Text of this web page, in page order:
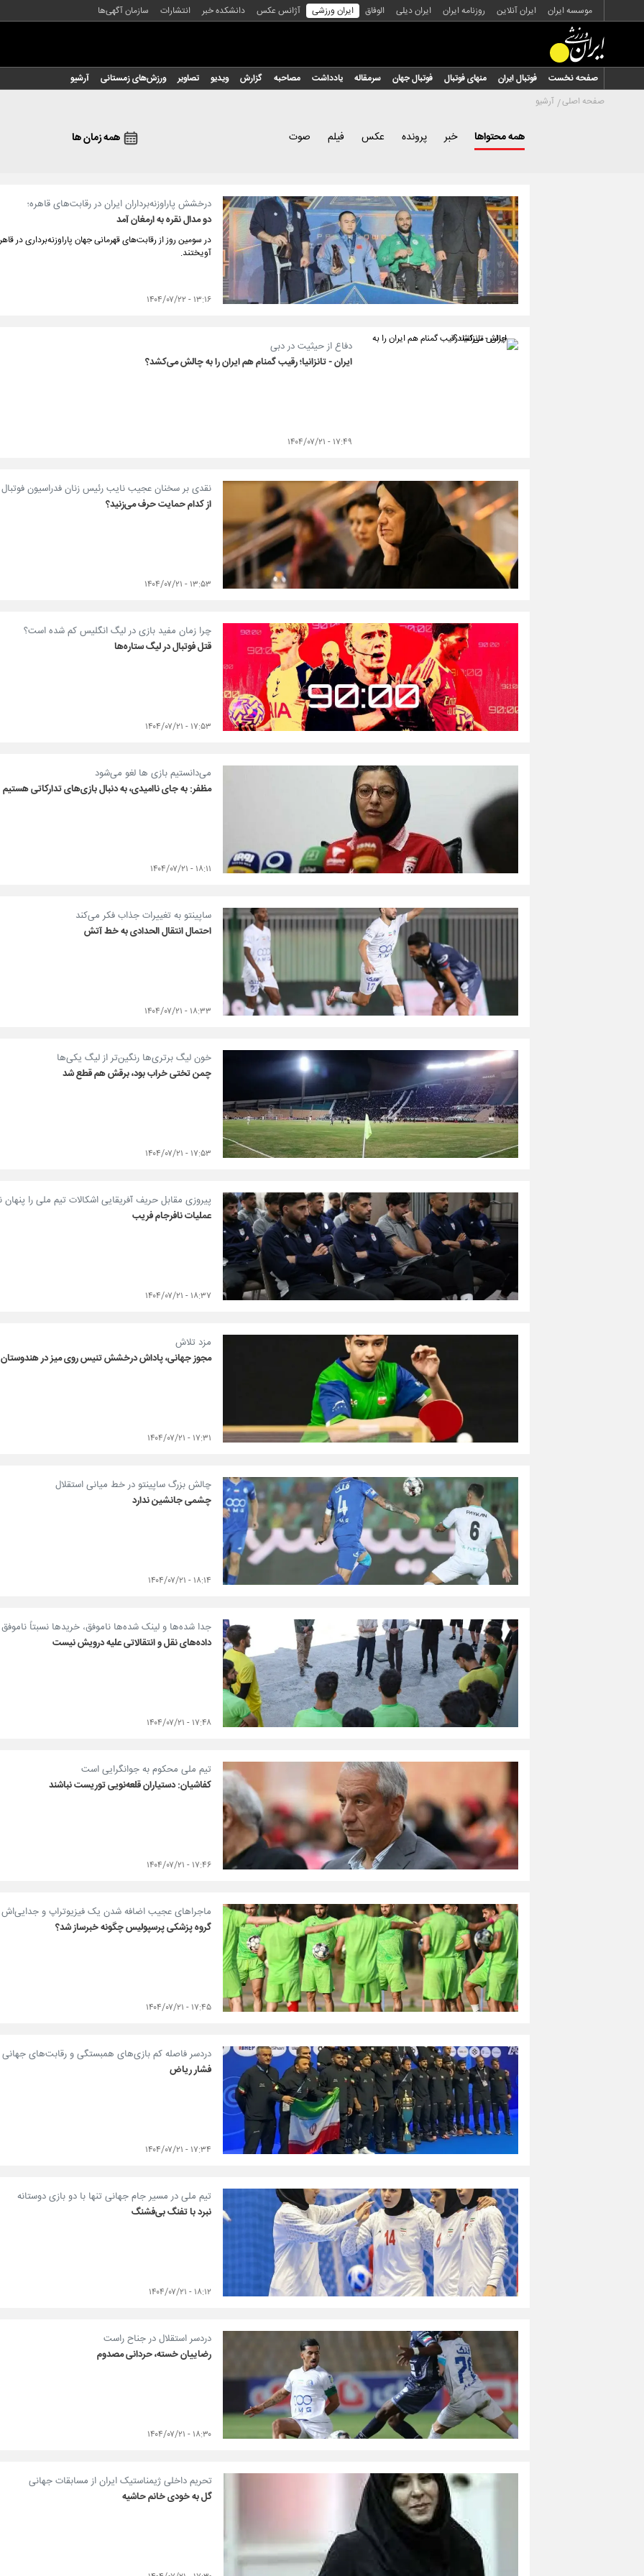
موسسه ایران ایران آنلاین روزنامه ایران ایران دیلی الوفاق ایران ورزشی آژانس عکس دانشکده خبر انتشارات سازمان آگهی‌ها
صفحه نخست فوتبال ایران منهای فوتبال فوتبال جهان سرمقاله یادداشت مصاحبه گزارش ویدیو تصاویر ورزش‌های زمستانی آرشیو
صفحه اصلی آرشیو
همه محتواها خبر پرونده عکس فیلم صوت همه زمان ها
درخشش پاراوزنه‌برداران ایران در رقابت‌های قاهره؛
دو مدال نقره به ارمغان آمد
در سومین روز از رقابت‌های قهرمانی جهان پاراوزنه‌برداری در
آویختند.
۱۳:۱۶ - ۱۴۰۴/۰۷/۲۲
دفاع از حیثیت در دبی
ایران - تانزانیا؛ رقیب گمنام هم ایران را به چالش می‌کشد؟
۱۷:۴۹ - ۱۴۰۴/۰۷/۲۱
نقدی بر سخنان عجیب نایب رئیس زنان فدراسیون فوتبال
از کدام حمایت حرف می‌زنید؟
۱۳:۵۳ - ۱۴۰۴/۰۷/۲۱
چرا زمان مفید بازی در لیگ انگلیس کم شده است؟
قتل فوتبال در لیگ ستاره‌ها
۱۷:۵۳ - ۱۴۰۴/۰۷/۲۱
می‌دانستیم بازی ها لغو می‌شود
مظفر: به جای ناامیدی، به دنبال بازی‌های تدارکاتی هستیم
۱۸:۱۱ - ۱۴۰۴/۰۷/۲۱
ساپینتو به تغییرات جذاب فکر می‌کند
احتمال انتقال الحدادی به خط آتش
۱۸:۳۳ - ۱۴۰۴/۰۷/۲۱
خون لیگ برتری‌ها رنگین‌تر از لیگ یکی‌ها
چمن تختی خراب بود، برقش هم قطع شد
۱۷:۵۳ - ۱۴۰۴/۰۷/۲۱
پیروزی مقابل حریف آفریقایی اشکالات تیم ملی را پنهان
عملیات نافرجام فریب
۱۸:۳۷ - ۱۴۰۴/۰۷/۲۱
مزد تلاش
مجوز جهانی، پاداش درخشش تنیس روی میز در هندوستان
۱۷:۳۱ - ۱۴۰۴/۰۷/۲۱
چالش بزرگ ساپینتو در خط میانی استقلال
چشمی جانشین ندارد
۱۸:۱۴ - ۱۴۰۴/۰۷/۲۱
جدا شده‌ها و لینک شده‌ها ناموفق، خریدها نسبتاً ناموفق
داده‌های نقل و انتقالاتی علیه درویش نیست
۱۷:۴۸ - ۱۴۰۴/۰۷/۲۱
تیم ملی محکوم به جوانگرایی است
کفاشیان: دستیاران قلعه‌نویی توریست نباشند
۱۷:۴۶ - ۱۴۰۴/۰۷/۲۱
ماجراهای عجیب اضافه شدن یک فیزیوتراپ و جدایی‌اش
گروه پزشکی پرسپولیس چگونه خبرساز شد؟
۱۷:۴۵ - ۱۴۰۴/۰۷/۲۱
دردسر فاصله کم بازی‌های همبستگی و رقابت‌های
فشار ریاض
۱۷:۳۴ - ۱۴۰۴/۰۷/۲۱
تیم ملی در مسیر جام جهانی تنها با دو بازی دوستانه
نبرد با تفنگ بی‌فشنگ
۱۸:۱۲ - ۱۴۰۴/۰۷/۲۱
دردسر استقلال در جناح راست
رضاییان خسته، حردانی مصدوم
۱۸:۳۰ - ۱۴۰۴/۰۷/۲۱
تحریم داخلی ژیمناستیک ایران از مسابقات جهانی
گل به خودی خانم حاشیه